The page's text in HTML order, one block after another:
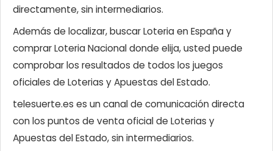
directamente, sin intermediarios.
Además de localizar, buscar Loteria en España y
comprar Loteria Nacional donde elija, usted puede
comprobar los resultados de todos los juegos
oficiales de Loterias y Apuestas del Estado.
telesuerte.es es un canal de comunicación directa
con los puntos de venta oficial de Loterias y
Apuestas del Estado, sin intermediarios.